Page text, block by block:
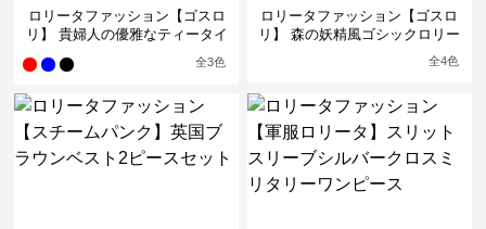
ロリータファッション【ゴスロ
リ】 貴婦人の優雅なティータイ
全3色
ロリータファッション【ゴスロ
リ】 森の妖精風ゴシックロリー
全4色